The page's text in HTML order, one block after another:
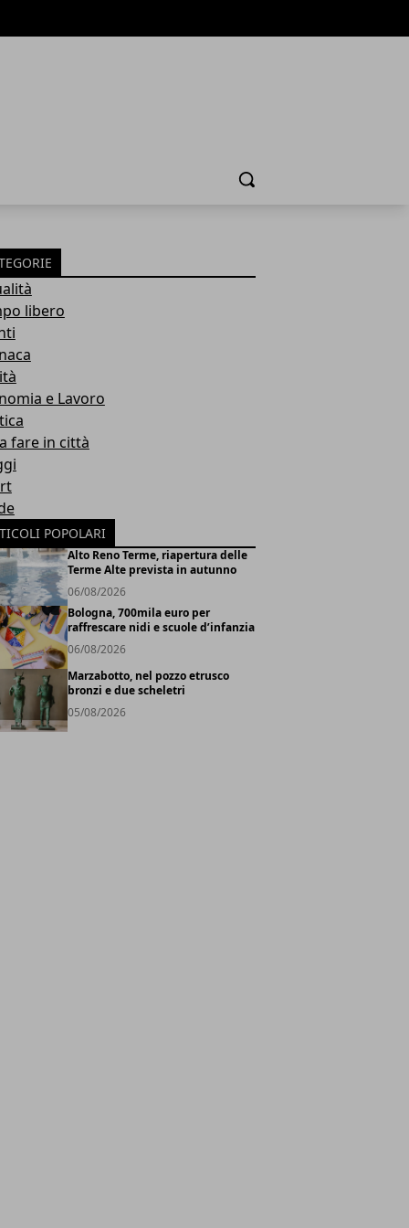
Cerca
libero
e Lavoro
fare in città
POPOLARI
Alto Reno Terme, riapertura delle
Terme Alte prevista in autunno
06/08/2026
Bologna, 700mila euro per
raffrescare nidi e scuole d’infanzia
06/08/2026
Marzabotto, nel pozzo etrusco
bronzi e due scheletri
05/08/2026